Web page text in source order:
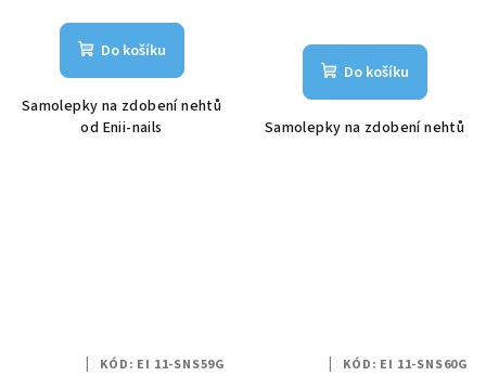
Do košíku
Samolepky na zdobení nehtů
od Enii-nails
Do košíku
Samolepky na zdobení nehtů
KÓD: EI 11-SNS59G KÓD: EI 11-SNS60G